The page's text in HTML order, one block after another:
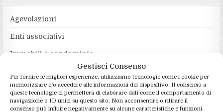
Gestisci Consenso
Per fornire le migliori esperienze, utilizziamo tecnologie come i cookie per
memorizzare e/o accedere alle informazioni del dispositivo. Il consenso a
queste tecnologie ci permetterà di elaborare dati come il comportamento di
navigazione o ID unici su questo sito. Non acconsentire o ritirare il
consenso può influire negativamente su alcune caratteristiche e funzioni.
Agevolazioni
Enti associativi
Immobili e condominio
Lavoro e previdenza
Normativa
Adempimenti